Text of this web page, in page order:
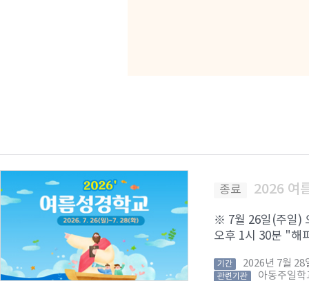
종료 2026 여
※ 7월 26일(주일)
오후 1시 30분 "해
기간 2026년 7월 28
관련기관 아동주일학